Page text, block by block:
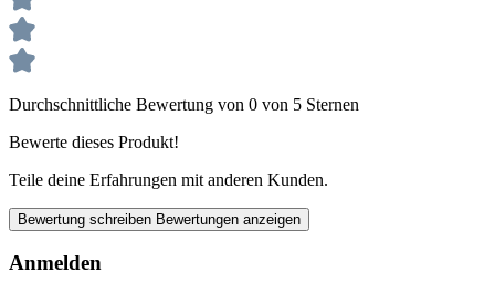
Durchschnittliche Bewertung von 0 von 5 Sternen
Bewerte dieses Produkt!
Teile deine Erfahrungen mit anderen Kunden.
Bewertung schreiben Bewertungen anzeigen
Anmelden